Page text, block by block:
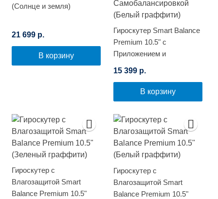
(Солнце и земля)
21 699 р.
В корзину
Гироскутер Smart Balance
Premium 10.5" с
Приложением и
(Белый граффити)
15 399 р.
В корзину
Гироскутер с
Влагозащитой Smart
Balance Premium 10.5"
Гироскутер с
Влагозащитой Smart
Balance Premium 10.5"